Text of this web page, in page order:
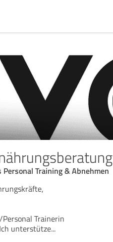
Training & Abnehmen
Trainerin
unterstütze...